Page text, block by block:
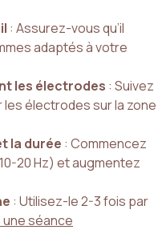
: Assurez-vous qu’il
adaptés à votre
les électrodes : Suivez
électrodes sur la zone
la durée : Commencez
20 Hz) et augmentez
: Utilisez-le 2-3 fois par
séance